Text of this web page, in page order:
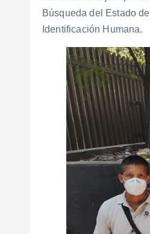
Búsqueda del Estado
Identificación Humana.